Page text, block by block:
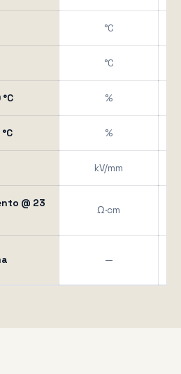
°C
°C
%
%
kV/mm
@ 23
Ω·cm
—